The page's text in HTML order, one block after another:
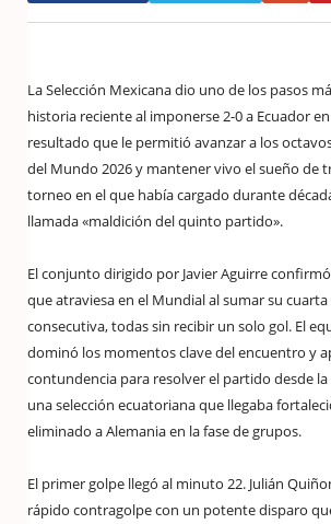
La Selección Mexicana dio uno de los pasos
historia reciente al imponerse 2-0 a Ecuador
resultado que le permitió avanzar a los
del Mundo 2026 y mantener vivo el sueño de
torneo en el que había cargado durante
llamada «maldición del quinto partido».
El conjunto dirigido por Javier Aguirre
que atraviesa en el Mundial al sumar su
consecutiva, todas sin recibir un solo gol. El
dominó los momentos clave del encuentro y
contundencia para resolver el partido desde
una selección ecuatoriana que llegaba
eliminado a Alemania en la fase de grupos.
El primer golpe llegó al minuto 22. Julián
rápido contragolpe con un potente disparo